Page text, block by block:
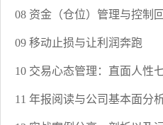
08 资金（仓位）管理与控制
09 移动止损与让利润奔跑
10 交易心态管理：直面人性
11 年报阅读与公司基本面分